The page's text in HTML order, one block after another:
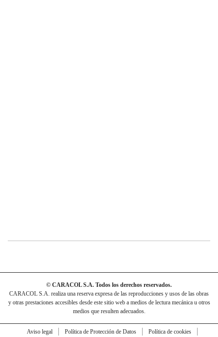
© CARACOL S.A. Todos los derechos reservados.
CARACOL S.A. realiza una reserva expresa de las reproducciones y usos de las obras
y otras prestaciones accesibles desde este sitio web a medios de lectura mecánica u otros
medios que resulten adecuados.
Aviso legal Política de Protección de Datos
Política de cookies